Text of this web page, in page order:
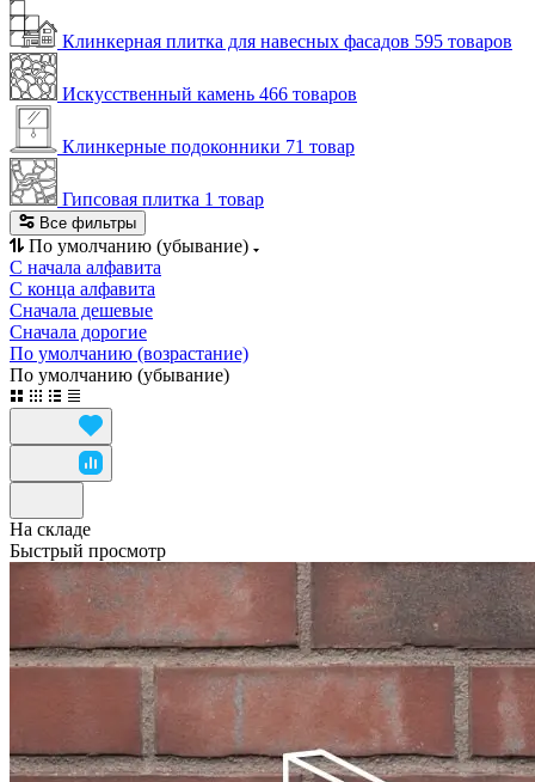
Клинкерная плитка для навесных фасадов 595 товаров
Искусственный камень 466 товаров
Клинкерные подоконники 71 товар
Гипсовая плитка 1 товар
Все фильтры
По умолчанию (убывание)
С начала алфавита
С конца алфавита
Сначала дешевые
Сначала дорогие
По умолчанию (возрастание)
По умолчанию (убывание)
На складе
Быстрый просмотр